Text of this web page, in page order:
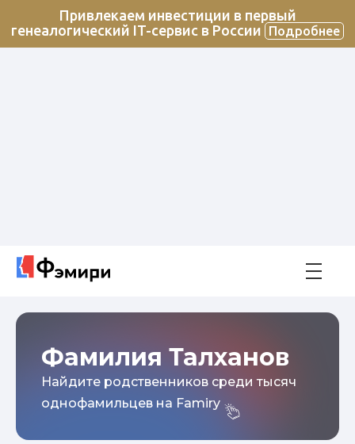
Привлекаем инвестиции в первый
генеалогический IT-сервис в России
Подробнее
Фамилия Талханов
Найдите родственников среди тысяч
однофамильцев на Famiry